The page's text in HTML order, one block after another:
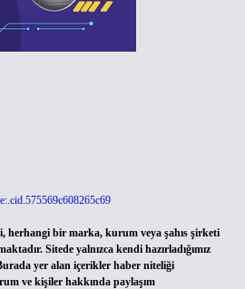
herhangi bir marka, kurum veya şahıs şirketi
Sitede yalnızca kendi hazırladığımız
yer alan içerikler haber niteliği
ve kişiler hakkında paylaşım